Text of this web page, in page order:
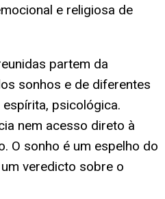
e religiosa de
partem da
sonhos e de diferentes
psicológica.
nem acesso direto à
O sonho é um espelho do
veredicto sobre o